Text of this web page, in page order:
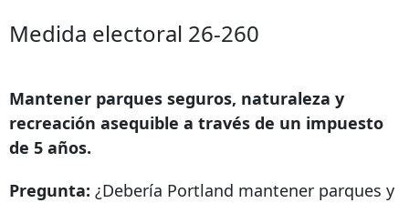
Medida electoral 26-260
Mantener parques seguros, naturaleza y
recreación asequible a través de un impuesto
de 5 años.
Pregunta: ¿Debería Portland mantener parques y